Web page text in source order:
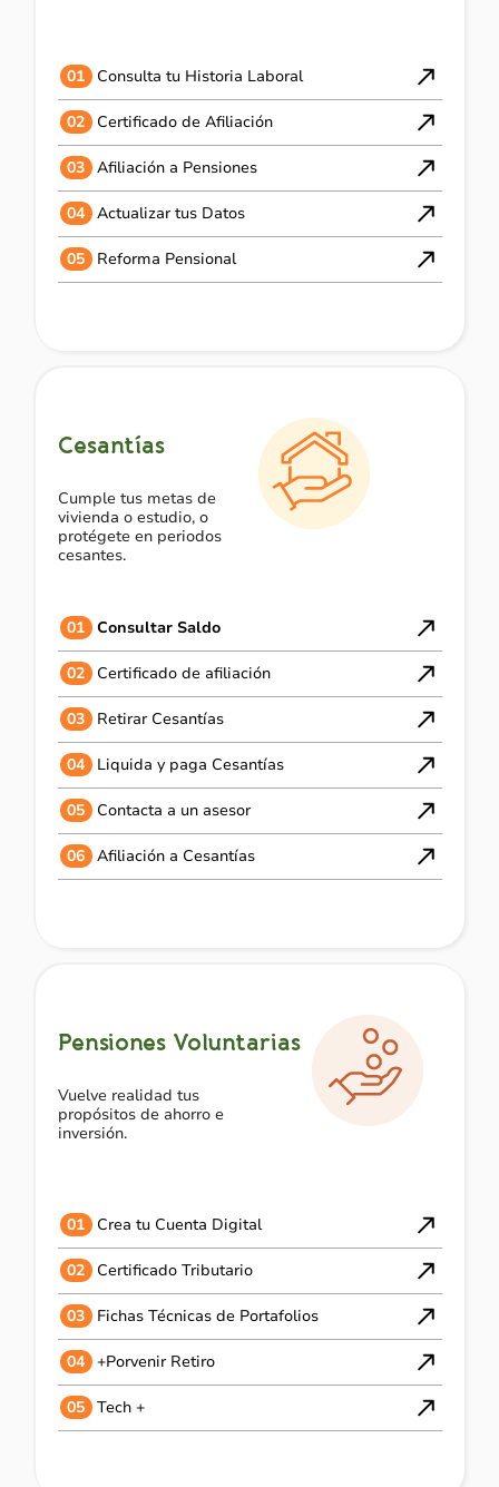
01 Consulta tu Historia Laboral
02 Certificado de Afiliación
03 Afiliación a Pensiones
04 Actualizar tus Datos
05 Reforma Pensional
Cesantías
Cumple tus metas de
vivienda o estudio, o
protégete en periodos
cesantes.
01 Consultar Saldo
02 Certificado de afiliación
03 Retirar Cesantías
04 Liquida y paga Cesantías
05 Contacta a un asesor
06 Afiliación a Cesantías
Pensiones Voluntarias
Vuelve realidad tus
propósitos de ahorro e
inversión.
01 Crea tu Cuenta Digital
02 Certificado Tributario
03 Fichas Técnicas de Portafolios
04 +Porvenir Retiro
05 Tech +